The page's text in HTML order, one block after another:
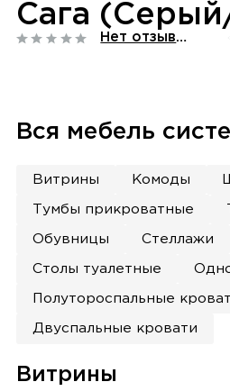
Сага
Нет отзывов
Вся мебель
Витрины Комоды
Тумбы прикроватные
Обувницы Стеллажи
Столы туалетные
Полутороспальные
Двуспальные кровати
Витрины